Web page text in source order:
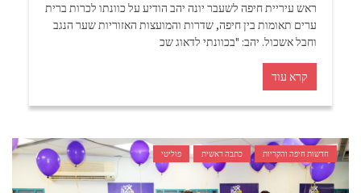
ראש עיריית חיפה לשעבר יונה יהב הודיע על כוונתו לכרות ברית
ערים תאומות בין חיפה, שדרות והמועצות האזוריות שער הנגב
וחבל אשכול. יהב: "בכוונתי לדאוג שכ
קרא עוד
חדשות חיפה והקריות כתבה ראשית פוליטי